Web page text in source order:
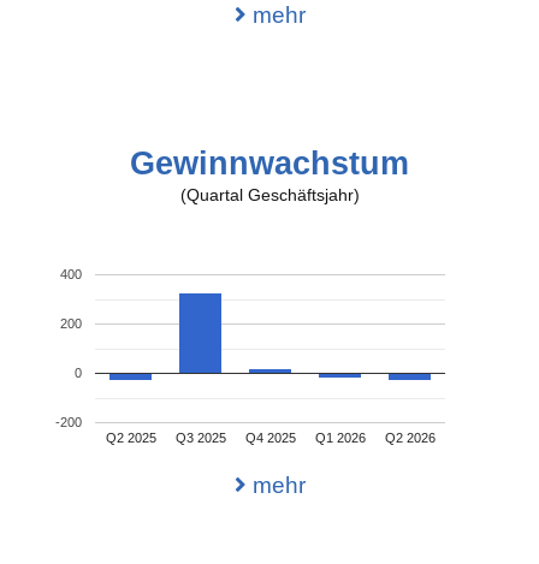
mehr
Gewinnwachstum
(Quartal Geschäftsjahr)
Q2 2025 Q3 2025 Q4 2025 Q1 2026 Q2 2026
-200
0
200
400
mehr